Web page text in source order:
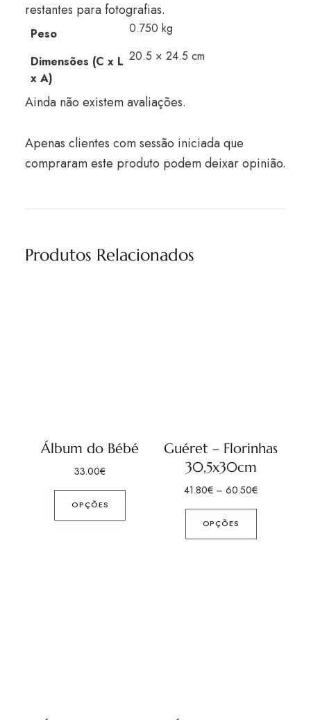
restantes para fotografias.
Peso 0.750 kg
Dimensões (C x L
x A)
20.5 × 24.5 cm
Ainda não existem avaliações.
Apenas clientes com sessão iniciada que
compraram este produto podem deixar opinião.
Produtos Relacionados
Álbum do Bébé
33.00€
OPÇÕES
Guéret – Florinhas
30,5x30cm
41.80€ – 60.50€
OPÇÕES